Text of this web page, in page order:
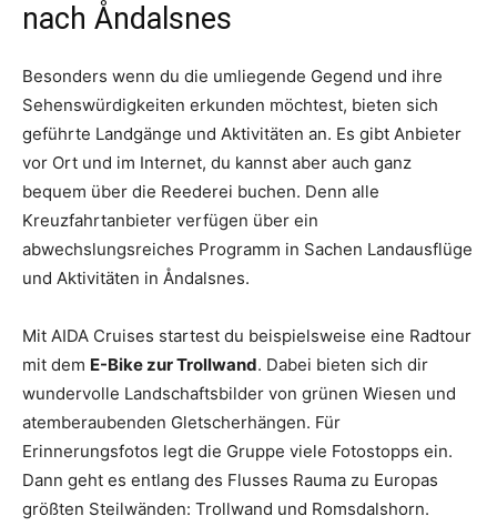
nach Åndalsnes
Besonders wenn du die umliegende Gegend und ihre
Sehenswürdigkeiten erkunden möchtest, bieten sich
geführte Landgänge und Aktivitäten an. Es gibt Anbieter
vor Ort und im Internet, du kannst aber auch ganz
bequem über die Reederei buchen. Denn alle
Kreuzfahrtanbieter verfügen über ein
abwechslungsreiches Programm in Sachen Landausflüge
und Aktivitäten in Åndalsnes.
Mit AIDA Cruises startest du beispielsweise eine Radtour
mit dem E-Bike zur Trollwand. Dabei bieten sich dir
wundervolle Landschaftsbilder von grünen Wiesen und
atemberaubenden Gletscherhängen. Für
Erinnerungsfotos legt die Gruppe viele Fotostopps ein.
Dann geht es entlang des Flusses Rauma zu Europas
größten Steilwänden: Trollwand und Romsdalshorn.